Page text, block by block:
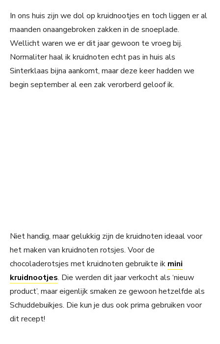
In ons huis zijn we dol op kruidnootjes en toch liggen er al
maanden onaangebroken zakken in de snoeplade.
Wellicht waren we er dit jaar gewoon te vroeg bij.
Normaliter haal ik kruidnoten echt pas in huis als
Sinterklaas bijna aankomt, maar deze keer hadden we
begin september al een zak verorberd geloof ik.
Niet handig, maar gelukkig zijn de kruidnoten ideaal voor
het maken van kruidnoten rotsjes. Voor de
chocoladerotsjes met kruidnoten gebruikte ik mini
kruidnootjes. Die werden dit jaar verkocht als ‘nieuw
product’, maar eigenlijk smaken ze gewoon hetzelfde als
Schuddebuikjes. Die kun je dus ook prima gebruiken voor
dit recept!